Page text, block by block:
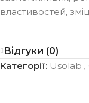
властивостей,
Відгуки (0)
Категорії: Usolab ,